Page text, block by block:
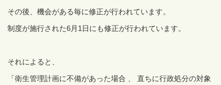
その後、機会がある毎に修正が行われています。
制度が施行された6月 1日にも修正が行われています。
それによると、
「衛生管理計画に不備があった場合 、 直ちに行政処分の対象